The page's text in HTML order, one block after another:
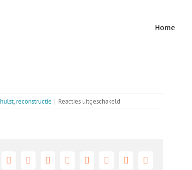
Home
hulst, reconstructie | Reacties uitgeschakeld
Facebook
X RedditLinkedInTumblrPinterest
Vk
E-